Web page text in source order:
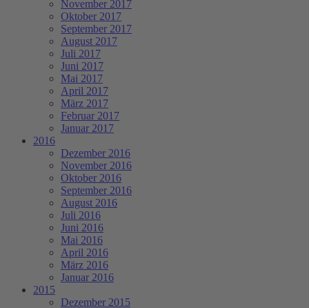
November 2017
Oktober 2017
September 2017
August 2017
Juli 2017
Juni 2017
Mai 2017
April 2017
März 2017
Februar 2017
Januar 2017
2016
Dezember 2016
November 2016
Oktober 2016
September 2016
August 2016
Juli 2016
Juni 2016
Mai 2016
April 2016
März 2016
Januar 2016
2015
Dezember 2015